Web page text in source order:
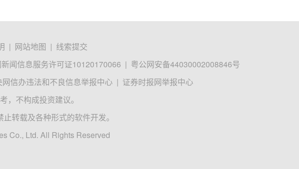
| 网站地图 | 线索提交
闻信息服务许可证10120170066 | 粤公网安备44030002008846号
网信办违法和不良信息举报中心 | 证券时报网举报中心
，不构成投资建议。
转载及各种形式的软件开发。
Co., Ltd. All Rights Reserved